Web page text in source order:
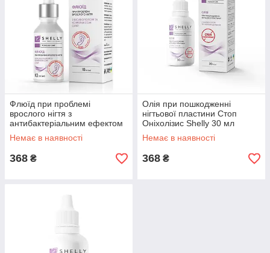
Флюїд при проблемі
врослого нігтя з
антибактеріальним ефектом
Shelly 10 мл
Немає в наявності
368 ₴
Олія при пошкодженні
нігтьової пластини Стоп
Оніхолізис Shelly 30 мл
Немає в наявності
368 ₴